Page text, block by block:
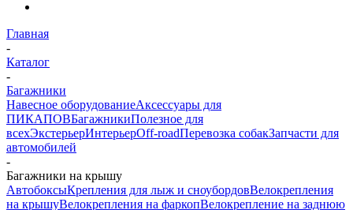
Главная
-
Каталог
-
Багажники
Навесное оборудованиеАксессуары для
ПИКАПОВБагажникиПолезное для
всехЭкстерьерИнтерьерOff-roadПеревозка собакЗапчасти для
автомобилей
-
Багажники на крышу
АвтобоксыКрепления для лыж и сноубордовВелокрепления
на крышуВелокрепления на фаркопВелокрепление на заднюю